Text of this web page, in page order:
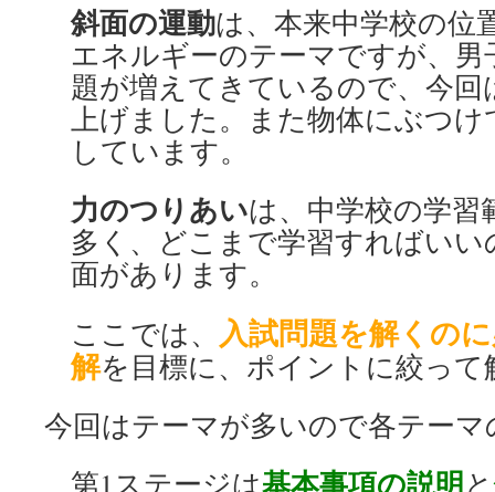
斜面の運動は、本来中学校の位
エネルギーのテーマですが、男
題が増えてきているので、今
上げました。また物体にぶつ
しています。
力のつりあいは、中学校の学
多く、どこまで学習すればい
面があります。
ここでは、 入試問題を解くの
解を目標に、ポイントに絞って
今回はテーマが多いので各テー
第1ステージは基本事項の説明と